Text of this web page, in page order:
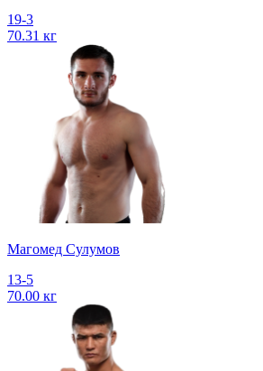
19-3
70.31 кг
Магомед Сулумов
13-5
70.00 кг